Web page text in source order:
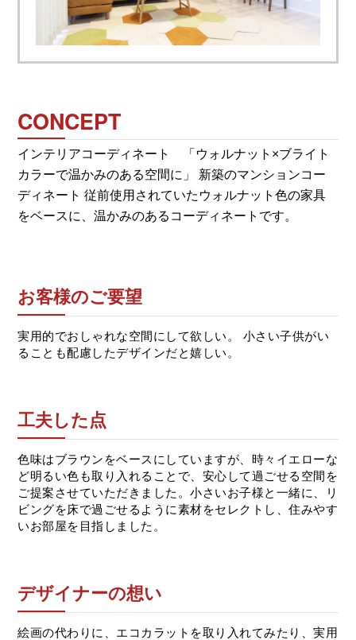
CONCEPT
インテリアコーディネート 「ウォルナット×ブライト
カラーで温かみのある空間に」 新築のマンションコー
ディネート 従前使用されていたウォルナット色の家具
をベースに、温かみのあるコーディネートです。
お客様のご要望
実用的でおしゃれな空間にして欲しい。 小さい子供がい
ることも配慮したデザインだと嬉しい。
工夫した点
色味はブラウンをベースにしていますが、時々イエローな
ど明るい色も取り入れることで、安心して過ごせる空間を
ご提案させていただきました。小さいお子様と一緒に、リ
ビングを床で過ごせるように素材をセレクトし、住みやす
いお部屋を目指しました。
デザイナーの想い
絵画の代わりに、エコカラットを取り入れてみたり、実用